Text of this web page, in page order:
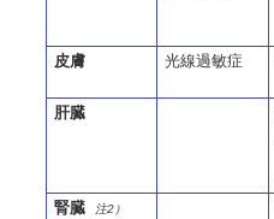
皮膚
光線過敏症
肝臓
腎臓
注2）